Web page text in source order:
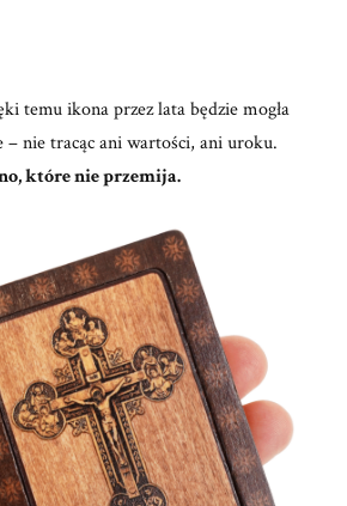
temu ikona przez lata będzie mogła
– nie tracąc ani wartości, ani uroku.
które nie przemija.